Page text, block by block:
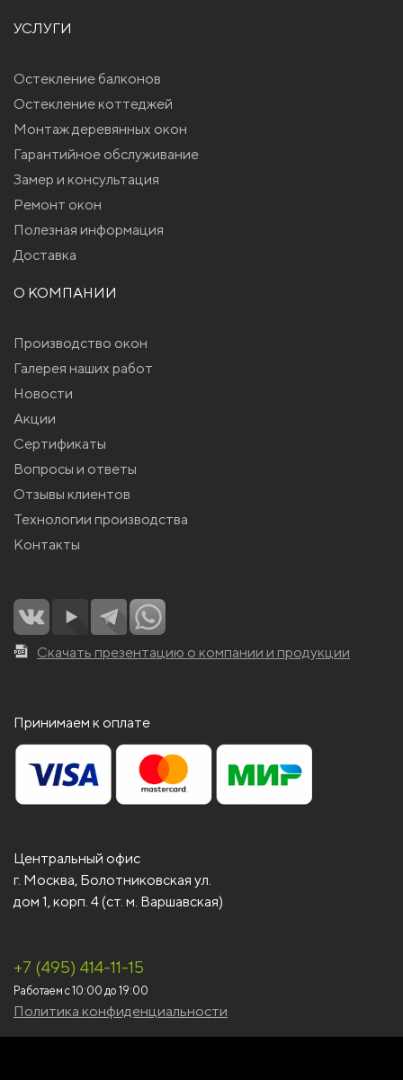
Здравствуйте!
УСЛУГИ
Остекление балконов
Остекление коттеджей
Монтаж деревянных окон
Гарантийное обслуживание
Замер и консультация
Ремонт окон
Полезная информация
Доставка
О КОМПАНИИ
Производство окон
Галерея наших работ
Новости
Акции
Сертификаты
Вопросы и ответы
Отзывы клиентов
Технологии производства
Контакты
Скачать презентацию о компании и продукции
Принимаем к оплате
Центральный офис
г. Москва, Болотниковская ул.
дом 1, корп. 4 (ст. м. Варшавская)
+7 (495) 414-11-15
Работаем с 10:00 до 19:00
Политика конфиденциальности